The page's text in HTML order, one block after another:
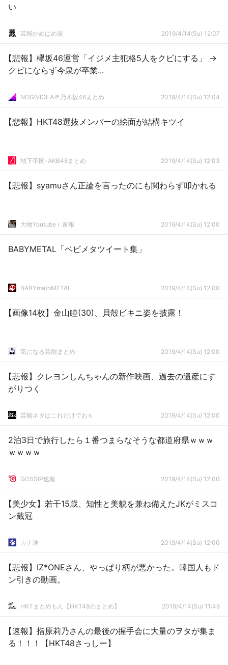
い
芸能かめはめ波 2019/4/14(Su) 12:07
【悲報】欅坂46運営「イジメ主犯格5人をクビにする」 →
クビにならず今泉が卒業...
NOGIVIOLA＠乃木坂46まとめ 2019/4/14(Su) 12:04
【悲報】HKT48選抜メンバーの絵面が結構キツイ
地下帝国-AKB48まとめ 2019/4/14(Su) 12:03
【悲報】syamuさん正論を言ったのにも関わらず叩かれる
大物Youtubeｒ速報 2019/4/14(Su) 12:00
BABYMETAL「ベビメタツイート集」
BABYmatoMETAL 2019/4/14(Su) 12:00
【画像14枚】金山睦(30)、貝殻ビキニ姿を披露！
気になる芸能まとめ 2019/4/14(Su) 12:00
【悲報】クレヨンしんちゃんの新作映画、過去の遺産にす
がりつく
芸能ネタはこれだけでおｋ 2019/4/14(Su) 12:00
2泊3日で旅行したら１番つまらなそうな都道府県ｗｗｗ
ｗｗｗｗ
GOSSIP速報 2019/4/14(Su) 12:00
【美少女】若干15歳、知性と美貌を兼ね備えたJKがミスコ
ン戴冠
カナ速 2019/4/14(Su) 12:00
【悲報】IZ*ONEさん、やっぱり柄が悪かった。韓国人もド
ン引きの動画。
HKTまとめもん【HKT48のまとめ】 2019/4/14(Su) 11:48
【速報】指原莉乃さんの最後の握手会に大量のヲタが集ま
る！！！【HKT48さっしー】